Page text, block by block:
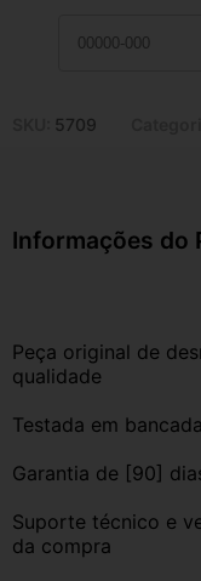
5709
Informações do
Peça original de
qualidade
Testada em
Garantia de [90]
Suporte técnico e
da compra